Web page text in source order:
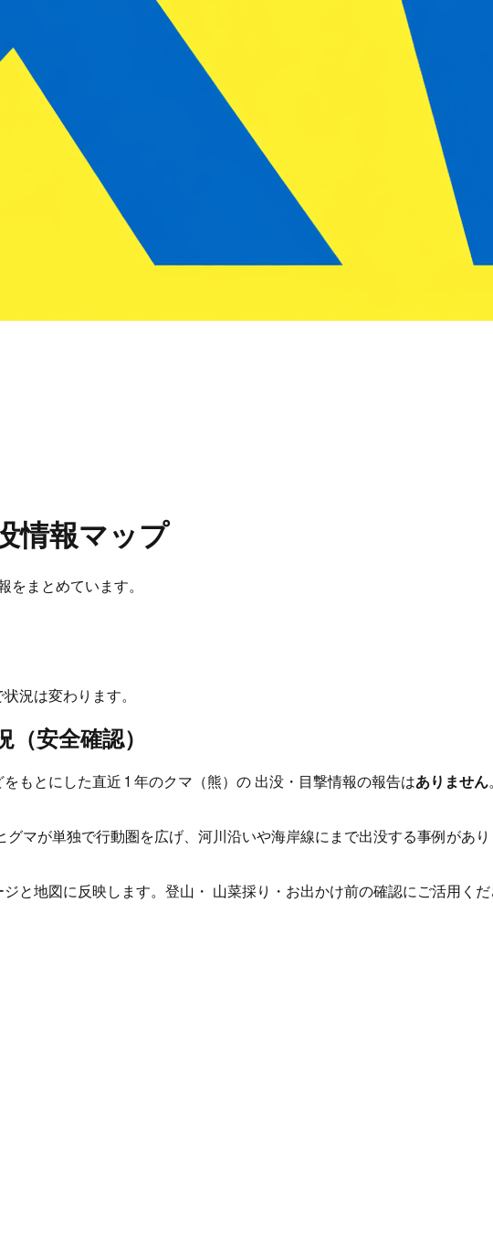
情報マップ
まとめています。
況は変わります。
安全確認）
もとにした直近 1 年のクマ（熊）の 出没・目撃情報の報告はありません。
グマが単独で行動圏を広げ、河川沿いや海岸線にまで出没する事例があ
と地図に反映します。登山・ 山菜採り・お出かけ前の確認にご活用くだ